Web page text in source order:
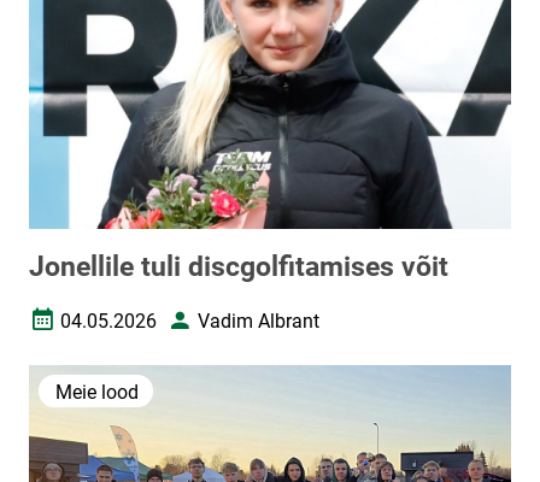
Jonellile tuli discgolfitamises võit
Loomise kuupäev
04.05.2026 AutorVadim Albrant
Meie lood